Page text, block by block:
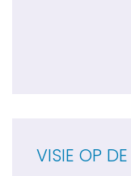
VISIE OP